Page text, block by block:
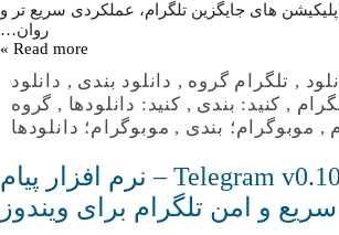
های جایگزین تلگرام، عملکردی سریع تر و
روان…
Read more »
, تلگرام گروه , دانلود بندی , دانلود
, کنید: بندی , کنید: دانلودها , گروه
, موبوگرام؛ بندی , موبوگرام؛ دانلودها
[نرم افزار] دانلود Telegram v0.10.11 for Windows – نرم افزار پیام
و امن تلگرام برای ویندوز